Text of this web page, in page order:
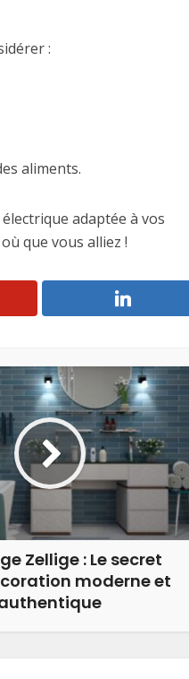
:
aliments.
adaptée à vos
que vous alliez !
Zellige : Le secret
moderne et